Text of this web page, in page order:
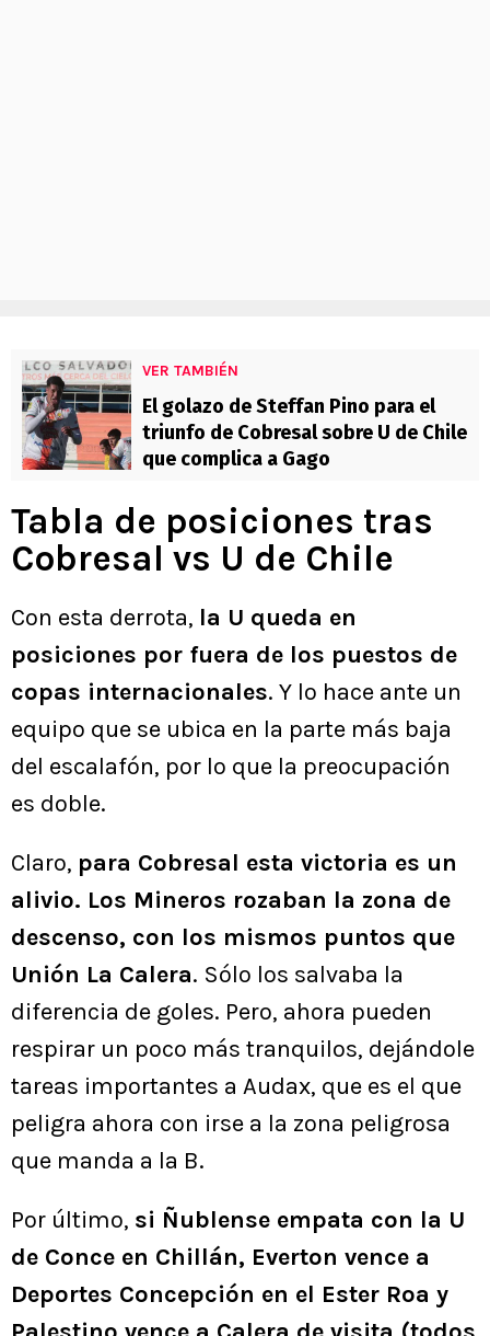
VER TAMBIÉN
El golazo de Steffan Pino para el
triunfo de Cobresal sobre U de Chile
que complica a Gago
Tabla de posiciones tras
Cobresal vs U de Chile
Con esta derrota, la U queda en
posiciones por fuera de los puestos de
copas internacionales. Y lo hace ante un
equipo que se ubica en la parte más baja
del escalafón, por lo que la preocupación
es doble.
Claro, para Cobresal esta victoria es un
alivio. Los Mineros rozaban la zona de
descenso, con los mismos puntos que
Unión La Calera. Sólo los salvaba la
diferencia de goles. Pero, ahora pueden
respirar un poco más tranquilos, dejándole
tareas importantes a Audax, que es el que
peligra ahora con irse a la zona peligrosa
que manda a la B.
Por último, si Ñublense empata con la U
de Conce en Chillán, Everton vence a
Deportes Concepción en el Ester Roa y